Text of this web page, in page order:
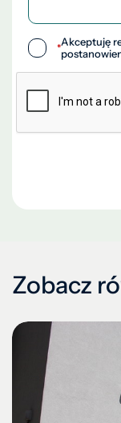
*Akceptuję
Zobacz